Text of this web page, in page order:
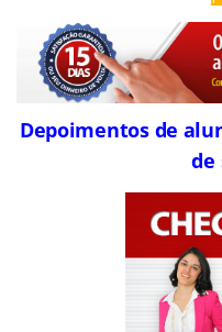
Depoimentos de
de